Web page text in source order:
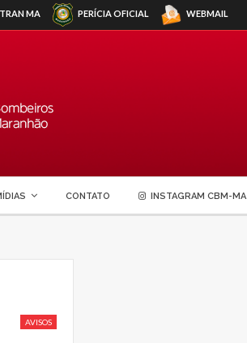
MA PERÍCIA OFICIAL WEBMAIL
CONTATO INSTAGRAM CBM-MA
AVISOS